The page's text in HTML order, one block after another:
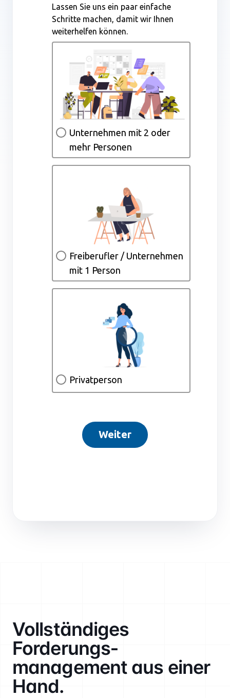
Vollständiges
Forderungs­
management aus einer
Hand.